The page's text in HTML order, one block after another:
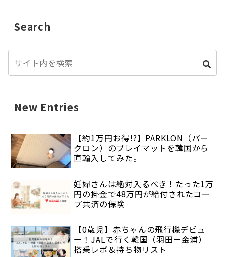
Search
New Entries
【約1万円お得!?】PARKLON（パー
クロン）のプレイマットを韓国から
直輸入してみた。
妊婦さんは絶対入るべき！たった1万
円の掛金で48万円が給付されたコー
プ共済の保険
【0歳児】赤ちゃんの飛行機デビュ
ー！JALで行く韓国（羽田ー金浦）
搭乗レポ＆持ち物リスト